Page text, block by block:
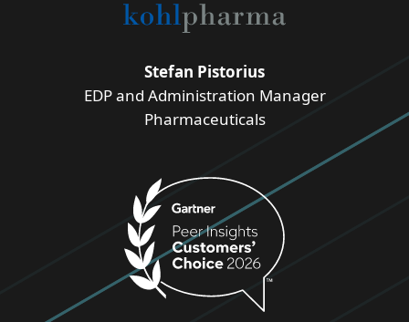
Stefan Pistorius
EDP and Administration Manager
Pharmaceuticals